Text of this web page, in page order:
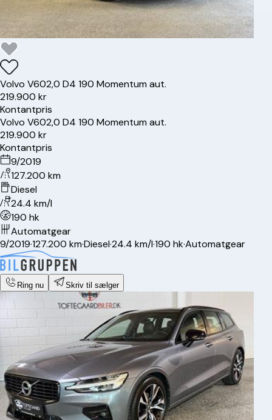
Volvo V602,0 D4 190 Momentum aut.
219.900 kr
Kontantpris
Volvo V602,0 D4 190 Momentum aut.
219.900 kr
Kontantpris
9/2019
127.200 km
Diesel
24.4 km/l
190 hk
Automatgear
9/2019·127.200 km·Diesel·24.4 km/l·190 hk·Automatgear
Ring nu Skriv til sælger